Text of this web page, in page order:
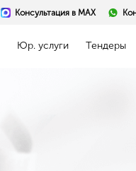
Консультация в MAX
Юр. услуги Тендеры